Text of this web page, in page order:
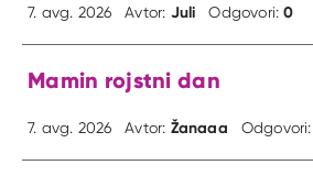
7. avg. 2026 Avtor: Juli Odgovori:0
Mamin rojstni dan
7. avg. 2026 Avtor: Žanaaa Odgovori: